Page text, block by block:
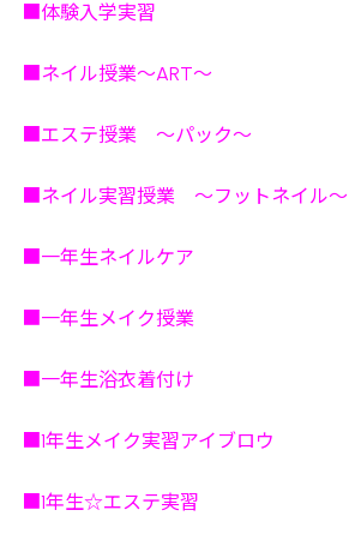
■体験入学実習
■ネイル授業～ART～
■エステ授業 ～パック～
■ネイル実習授業 ～フットネイル～
■一年生ネイルケア
■一年生メイク授業
■一年生浴衣着付け
■1年生メイク実習アイブロウ
■1年生☆エステ実習